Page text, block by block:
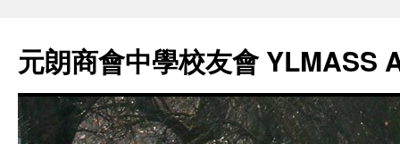
元朗商會中學校友會 YLMASS